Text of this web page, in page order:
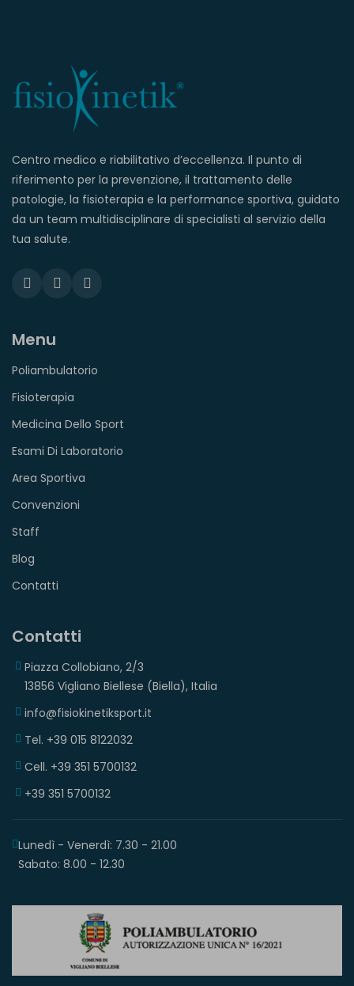
Centro medico e riabilitativo d’eccellenza. Il punto di
riferimento per la prevenzione, il trattamento delle
patologie, la fisioterapia e la performance sportiva, guidato
da un team multidisciplinare di specialisti al servizio della
tua salute.
Menu
Poliambulatorio
Fisioterapia
Medicina Dello Sport
Esami Di Laboratorio
Area Sportiva
Convenzioni
Staff
Blog
Contatti
Contatti
Piazza Collobiano, 2/3
13856 Vigliano Biellese (Biella), Italia
info@fisiokinetiksport.it
Tel. +39 015 8122032
Cell. +39 351 5700132
+39 351 5700132
Lunedì - Venerdì: 7.30 - 21.00
Sabato: 8.00 - 12.30